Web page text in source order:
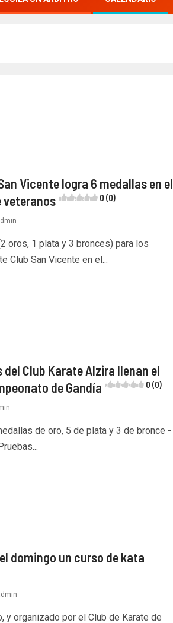
Vicente logra 6 medallas en el
veteranos
0 (0)
oros, 1 plata y 3 bronces) para los
Club San Vicente en el...
Club Karate Alzira llenan el
de Gandía
0 (0)
de oro, 5 de plata y 3 de bronce -
domingo un curso de kata
y organizado por el Club de Karate de